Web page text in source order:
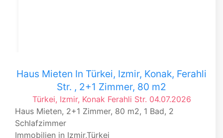
Haus Mieten In Türkei, Izmir, Konak, Ferahli
Str. , 2+1 Zimmer, 80 m2
Türkei, Izmir, Konak Ferahli Str. 04.07.2026
Haus Mieten, 2+1 Zimmer, 80 m2, 1 Bad, 2
Schlafzimmer
Immobilien in Izmir,Türkei